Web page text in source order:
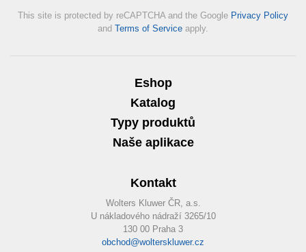
This site is protected by reCAPTCHA and the Google Privacy Policy
and Terms of Service apply.
Eshop
Katalog
Typy produktů
Naše aplikace
Kontakt
Wolters Kluwer ČR, a.s.
U nákladového nádraží 3265/10
130 00 Praha 3
obchod@wolterskluwer.cz